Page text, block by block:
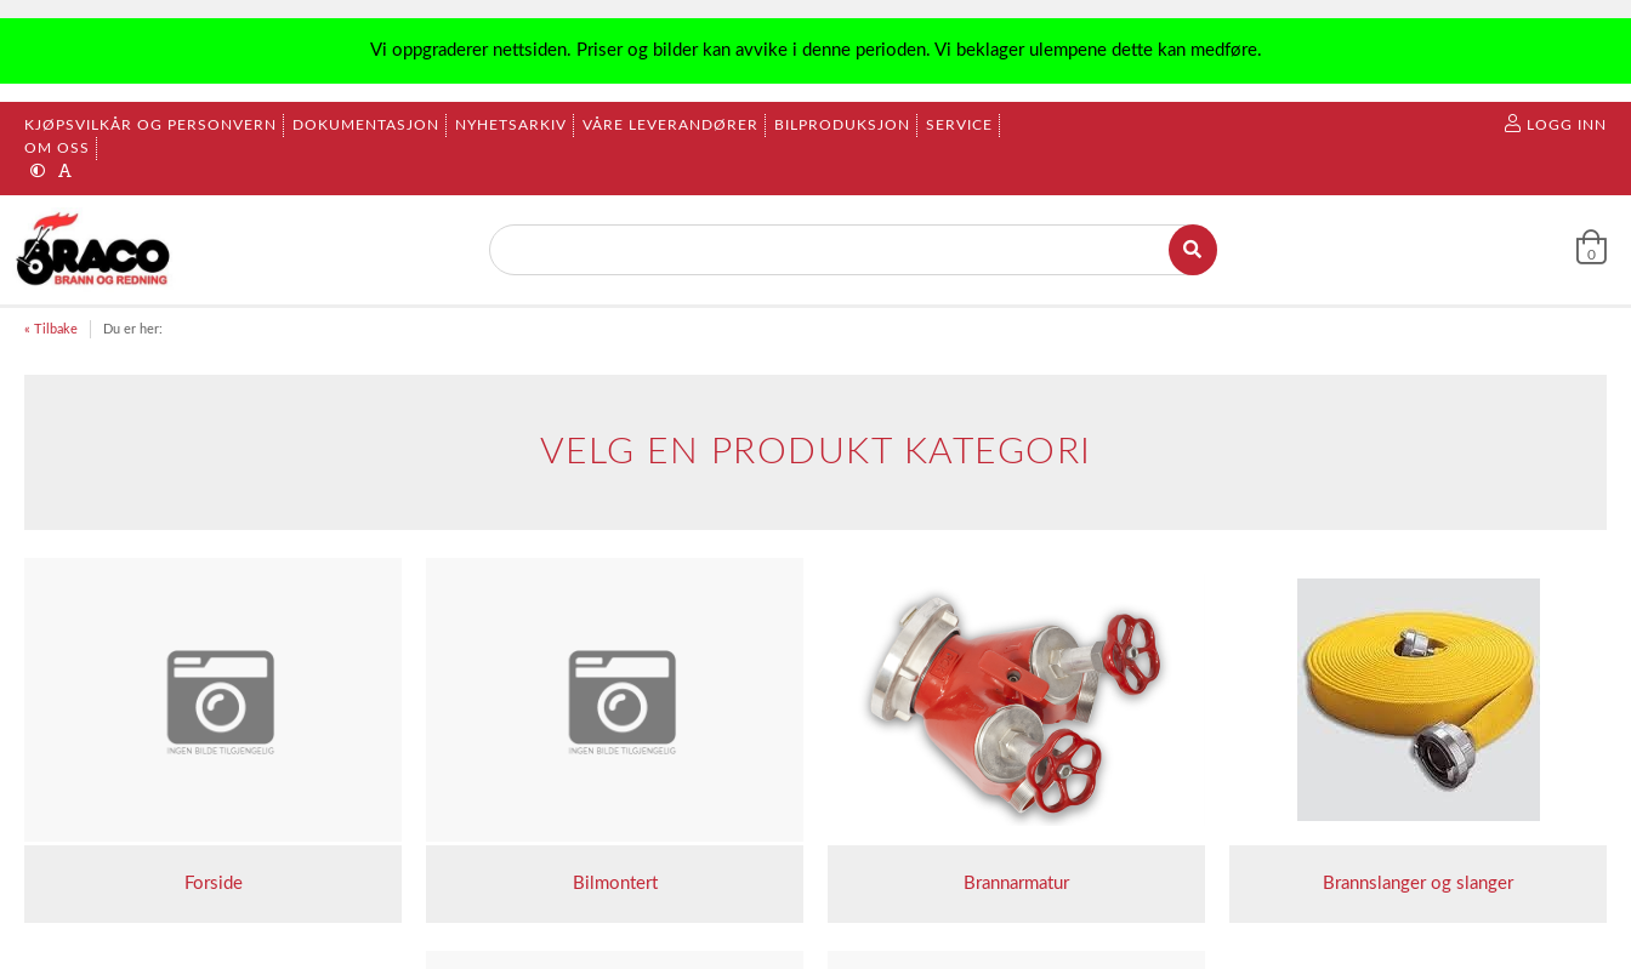
Vi oppgraderer nettsiden. Priser og bilder kan avvike i denne perioden. Vi beklager ulempene dette kan medføre.
KJØPSVILKÅR OG PERSONVERN DOKUMENTASJON NYHETSARKIV VÅRE LEVERANDØRER BILPRODUKSJON
SERVICE
OM OSS
LOGG INN
0
« Tilbake Du er her:
VELG EN PRODUKT KATEGORI
Forside Bilmontert Brannarmatur Brannslanger og slanger